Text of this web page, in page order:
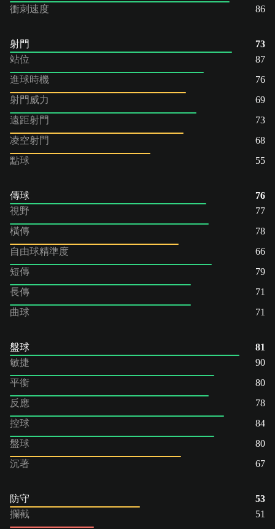
衝刺速度
86
射門
73
站位
87
進球時機
76
射門威力
69
遠距射門
73
凌空射門
68
點球
55
傳球
76
視野
77
橫傳
78
自由球精準度
66
短傳
79
長傳
71
曲球
71
盤球
81
敏捷
90
平衡
80
反應
78
控球
84
盤球
80
沉著
67
防守
53
攔截
51